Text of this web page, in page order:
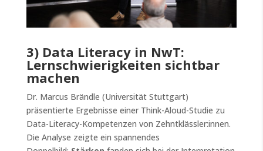
3) Data Literacy in NwT:
Lernschwierigkeiten sichtbar
machen
Dr. Marcus Brändle (Universität Stuttgart)
präsentierte Ergebnisse einer Think-Aloud-Studie zu
Data-Literacy-Kompetenzen von Zehntklässler:innen.
Die Analyse zeigte ein spannendes